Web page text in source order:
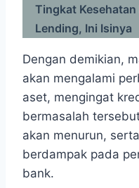
Tingkat Kesehatan
Lending, Ini Isinya
Dengan demikian,
akan mengalami
aset, mengingat
bermasalah
akan menurun,
berdampak pada
bank.